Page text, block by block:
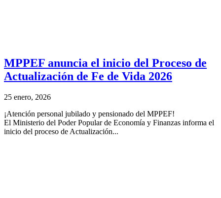
MPPEF anuncia el inicio del Proceso de
Actualización de Fe de Vida 2026
25 enero, 2026
¡Atención personal jubilado y pensionado del MPPEF!
El Ministerio del Poder Popular de Economía y Finanzas informa el
inicio del proceso de Actualización...